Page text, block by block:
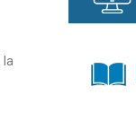
la